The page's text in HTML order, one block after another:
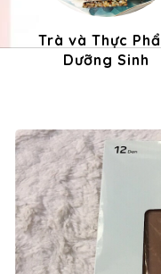
Trà và Thực
Dưỡng Sinh